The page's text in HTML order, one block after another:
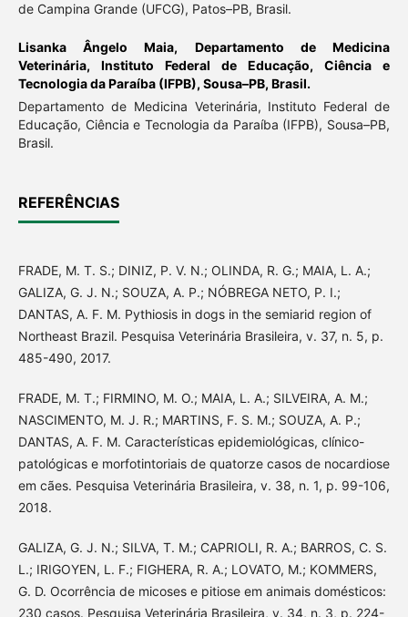
de Campina Grande (UFCG), Patos–PB, Brasil.
Lisanka Ângelo Maia, Departamento de Medicina
Veterinária, Instituto Federal de Educação, Ciência e
Tecnologia da Paraíba (IFPB), Sousa–PB, Brasil.
Departamento de Medicina Veterinária, Instituto Federal de
Educação, Ciência e Tecnologia da Paraíba (IFPB), Sousa–PB,
Brasil.
REFERÊNCIAS
FRADE, M. T. S.; DINIZ, P. V. N.; OLINDA, R. G.; MAIA, L. A.;
GALIZA, G. J. N.; SOUZA, A. P.; NÓBREGA NETO, P. I.;
DANTAS, A. F. M. Pythiosis in dogs in the semiarid region of
Northeast Brazil. Pesquisa Veterinária Brasileira, v. 37, n. 5, p.
485-490, 2017.
FRADE, M. T.; FIRMINO, M. O.; MAIA, L. A.; SILVEIRA, A. M.;
NASCIMENTO, M. J. R.; MARTINS, F. S. M.; SOUZA, A. P.;
DANTAS, A. F. M. Características epidemiológicas, clínico-
patológicas e morfotintoriais de quatorze casos de nocardiose
em cães. Pesquisa Veterinária Brasileira, v. 38, n. 1, p. 99-106,
2018.
GALIZA, G. J. N.; SILVA, T. M.; CAPRIOLI, R. A.; BARROS, C. S.
L.; IRIGOYEN, L. F.; FIGHERA, R. A.; LOVATO, M.; KOMMERS,
G. D. Ocorrência de micoses e pitiose em animais domésticos:
230 casos. Pesquisa Veterinária Brasileira, v. 34, n. 3, p. 224-